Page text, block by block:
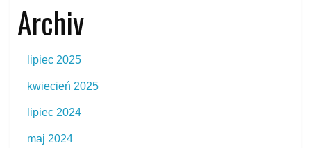
Archiv
lipiec 2025
kwiecień 2025
lipiec 2024
maj 2024